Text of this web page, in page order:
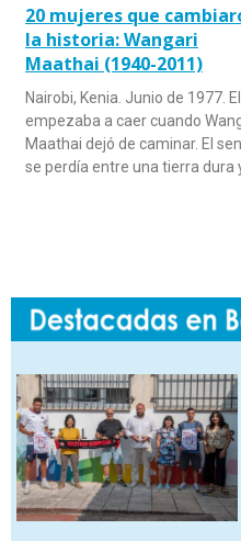
20 mujeres que
la historia: Wangari
Maathai (1940-2011)
Nairobi, Kenia. Junio de 1977. El
empezaba a caer cuando
Maathai dejó de caminar. El
se perdía entre una tierra dura